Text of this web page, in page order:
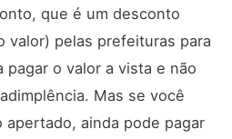
que é um desconto
valor) pelas prefeituras para
o valor a vista e não
Mas se você
ainda pode pagar